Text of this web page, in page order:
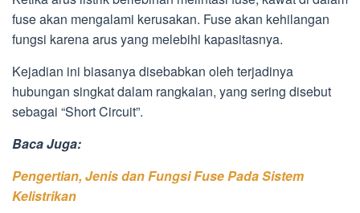
fuse akan mengalami kerusakan. Fuse akan kehilangan
fungsi karena arus yang melebihi kapasitasnya.
Kejadian ini biasanya disebabkan oleh terjadinya
hubungan singkat dalam rangkaian, yang sering disebut
sebagai “Short Circuit”.
Baca Juga:
Pengertian, Jenis dan Fungsi Fuse Pada Sistem
Kelistrikan